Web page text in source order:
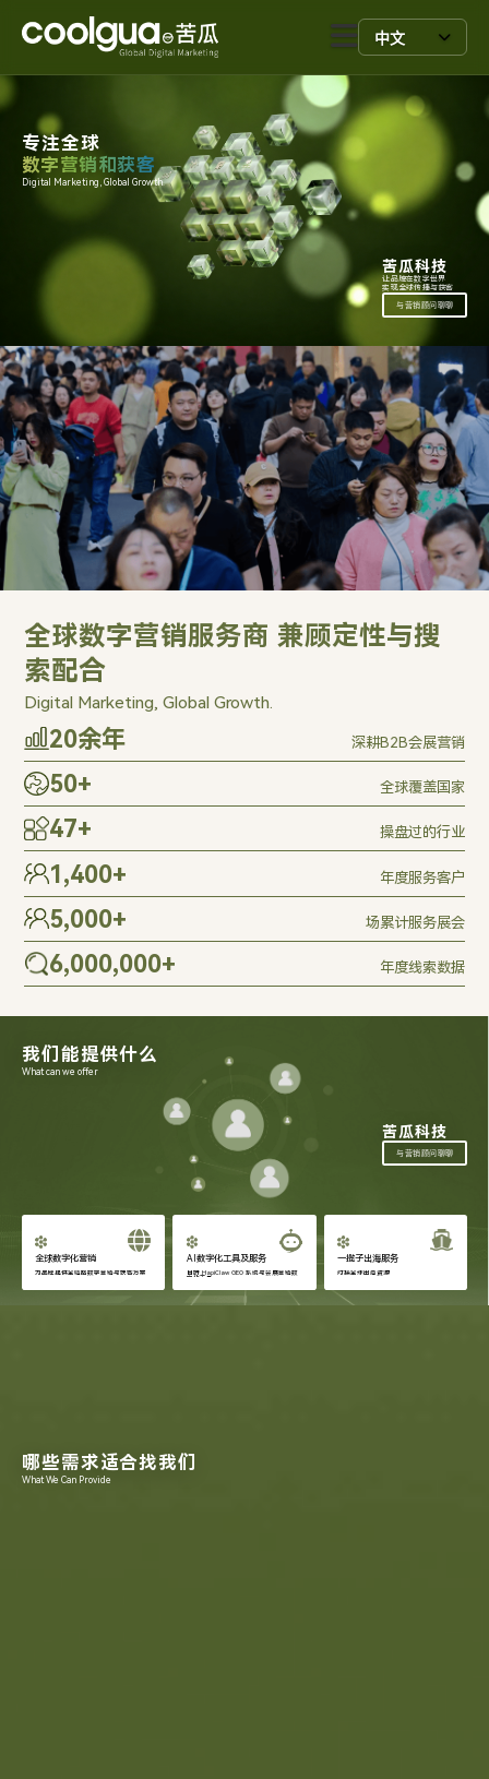
中文
专注全球
数字营销和获客
Digital Marketing, Global Growth.
苦瓜科技
让品牌在数字世界
实现全球传播与获客
与营销顾问聊聊
全球数字营销服务商 兼顾定性与搜
索配合
Digital Marketing, Global Growth.
20余年 深耕B2B会展营销
50+ 全球覆盖国家
47+ 操盘过的行业
1,400+ 年度服务客户
5,000+ 场累计服务展会
6,000,000+ 年度线索数据
我们能提供什么
What can we offer
苦瓜科技
与营销顾问聊聊
全球数字化营销
为品牌提供全链路数字营销与获客方案
AI数字化工具及服务
自研 HapiClaw GEO 系统与会展营销数
字化工具
一揽子出海服务
对接全球出海资源
哪些需求适合找我们
What We Can Provide